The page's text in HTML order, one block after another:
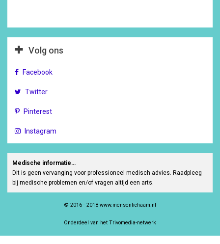
Volg ons
Facebook
Twitter
Pinterest
Instagram
Medische informatie…
Dit is geen vervanging voor professioneel medisch advies. Raadpleeg
bij medische problemen en/of vragen altijd een arts.
© 2016 - 2018 www.mensenlichaam.nl
Onderdeel van het Trivomedia-netwerk